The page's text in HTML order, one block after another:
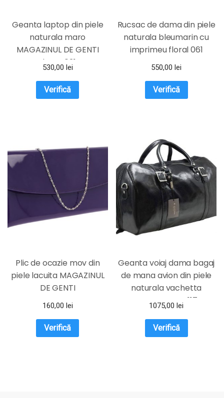
Geanta laptop din piele
naturala maro
MAGAZINUL DE GENTI
dama 031
530,00 lei
Verifică
Rucsac de dama din piele
naturala bleumarin cu
imprimeu floral 061
MAGAZINUL DE GENTI
550,00lei
Verifică
Plic de ocazie mov din
piele lacuita MAGAZINUL
DE GENTI
160,00 lei
Verifică
Geanta voiaj dama bagaj
de mana avion din piele
naturala vachetta
neagra FGVD117
1075,00 lei
Verifică